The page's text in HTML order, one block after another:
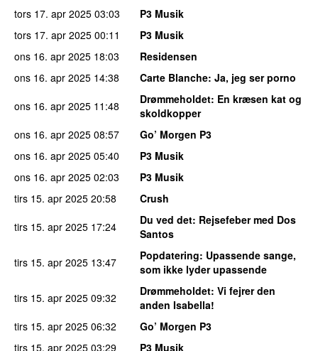
tors 17. apr 2025 03:03
P3 Musik
tors 17. apr 2025 00:11
P3 Musik
ons 16. apr 2025 18:03
Residensen
ons 16. apr 2025 14:38 Carte Blanche: Ja, jeg ser porno
ons 16. apr 2025 11:48 Drømmeholdet: En kræsen kat og
skoldkopper
ons 16. apr 2025 08:57
Go’ Morgen P3
ons 16. apr 2025 05:40
P3 Musik
ons 16. apr 2025 02:03
P3 Musik
tirs 15. apr 2025 20:58
Crush
tirs 15. apr 2025 17:24 Du ved det: Rejsefeber med Dos
Santos
tirs 15. apr 2025 13:47 Popdatering: Upassende sange,
som ikke lyder upassende
tirs 15. apr 2025 09:32 Drømmeholdet: Vi fejrer den
anden Isabella!
tirs 15. apr 2025 06:32
Go’ Morgen P3
tirs 15. apr 2025 03:29
P3 Musik